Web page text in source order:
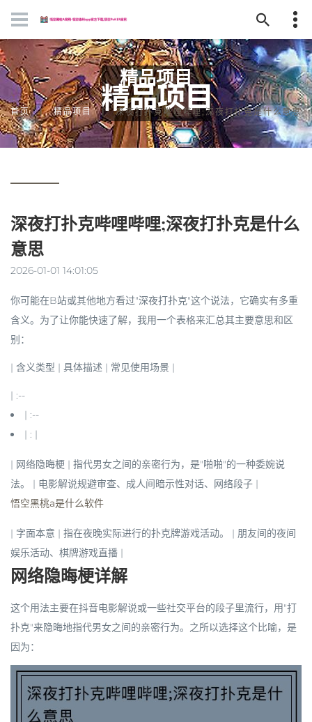
精品项目
首页 精品项目 深夜打扑克哔哩哔哩;深夜打扑克是什么意思
深夜打扑克哔哩哔哩;深夜打扑克是什么
意思
2026-01-01 14:01:05
你可能在B站或其他地方看过"深夜打扑克"这个说法，它确实有多重
含义。为了让你能快速了解，我用一个表格来汇总其主要意思和区
别：
| 含义类型 | 具体描述 | 常见使用场景 |
| :--
| :--
| : |
| 网络隐晦梗 | 指代男女之间的亲密行为，是"啪啪"的一种委婉说
法。 | 电影解说规避审查、成人间暗示性对话、网络段子 |
悟空黑桃a是什么软件
| 字面本意 | 指在夜晚实际进行的扑克牌游戏活动。 | 朋友间的夜间
娱乐活动、棋牌游戏直播 |
网络隐晦梗详解
这个用法主要在抖音电影解说或一些社交平台的段子里流行，用"打
扑克"来隐晦地指代男女之间的亲密行为。之所以选择这个比喻，是
因为：